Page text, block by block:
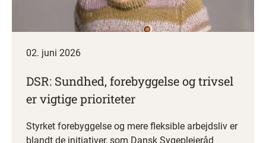
02. juni 2026
DSR: Sundhed, forebyggelse og trivsel
er vigtige prioriteter
Styrket forebyggelse og mere fleksible arbejdsliv er
blandt de initiativer, som Dansk Sygeplejeråd